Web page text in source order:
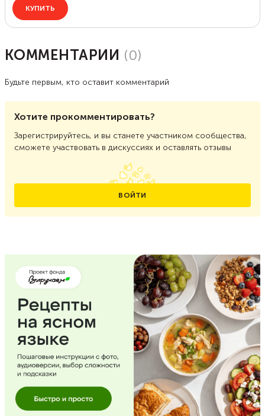
КОММЕНТАРИИ (0)
Будьте первым, кто оставит комментарий
Хотите прокомментировать?
Зарегистрируйтесь, и вы станете участником сообщества,
сможете участвовать в дискуссиях и оставлять отзывы
ВОЙТИ